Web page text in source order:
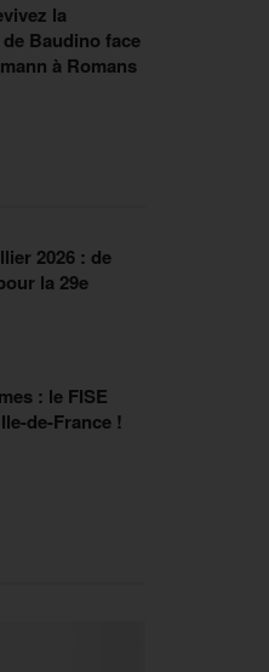
la
Baudino face
à Romans
2026 : de
la 29e
: le FISE
de-France !